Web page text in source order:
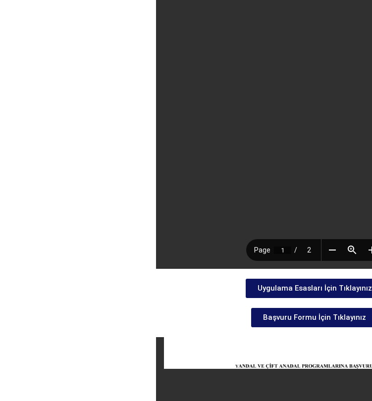
Uygulama Esasları İçin Tıklayınız
Başvuru Formu İçin Tıklayınız